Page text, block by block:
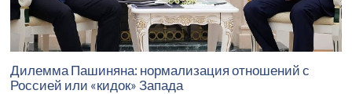
Дилемма Пашиняна: нормализация отношений с
Россией или «кидок» Запада